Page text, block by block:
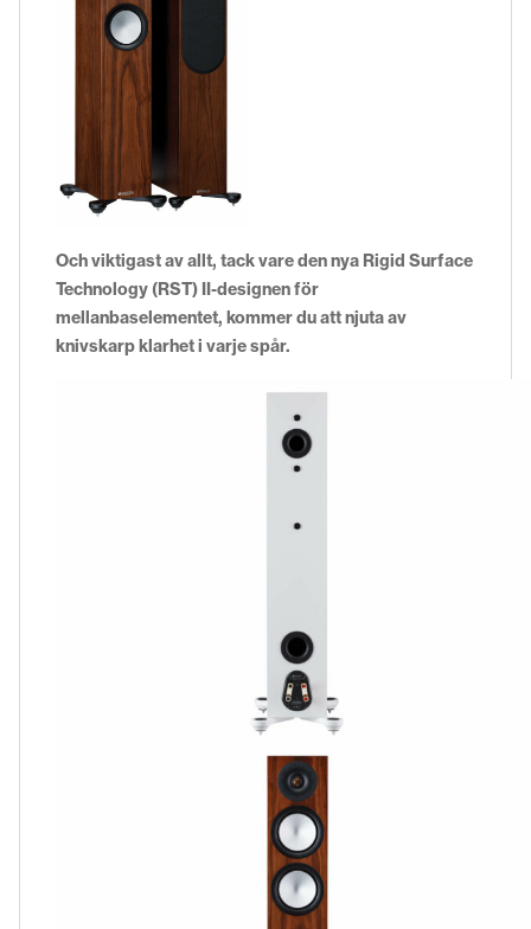
Och viktigast av allt, tack vare den nya Rigid Surface
Technology (RST) II-designen för
mellanbaselementet, kommer du att njuta av
knivskarp klarhet i varje spår.